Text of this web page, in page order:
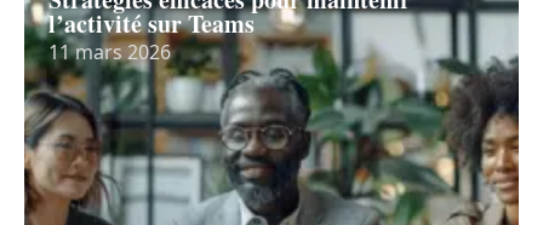
l’activité sur Teams
11 mars 2026